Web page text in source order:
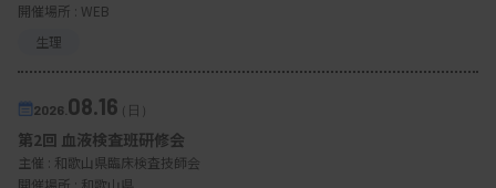
開催場所 : WEB
生理
2026. 08.16（日）
第2回 血液検査班研修会
主催 : 和歌山県臨床検査技師会